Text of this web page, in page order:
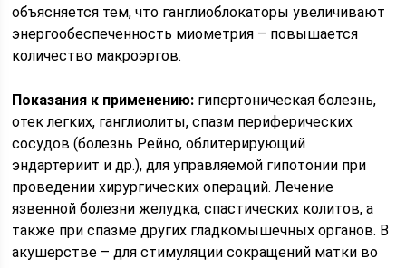
объясняется тем, что ганглиоблокаторы увеличивают
энергообеспеченность миометрия – повышается
количество макроэргов.
Показания к применению: гипертоническая болезнь,
отек легких, ганглиолиты, спазм периферических
сосудов (болезнь Рейно, облитерирующий
эндартериит и др.), для управляемой гипотонии при
проведении хирургических операций. Лечение
язвенной болезни желудка, спастических колитов, а
также при спазме других гладкомышечных органов. В
акушерстве – для стимуляции сокращений матки во